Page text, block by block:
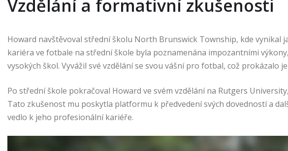
Vzdělání a formativní zkušenosti
Howard navštěvoval střední školu North Brunswick Township, kde vynikal
kariéra ve fotbale na střední škole byla poznamenána impozantními
vysokých škol. Vyvážil své vzdělání se svou vášní pro fotbal, což prokázalo
Po střední škole pokračoval Howard ve svém vzdělání na Rutgers
Tato zkušenost mu poskytla platformu k předvedení svých dovedností a
vedlo k jeho profesionální kariéře.